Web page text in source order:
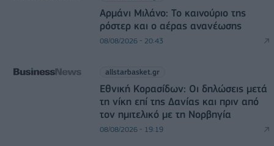
Αρμάνι Μιλάνο: Το καινούριο της
ρόστερ και ο αέρας ανανέωσης
08/08/2026 - 20:43
allstarbasket.gr
Εθνική Κορασίδων: Οι δηλώσεις μετά
τη νίκη επί της Δανίας και πριν από
τον ημιτελικό με τη Νορβηγία
08/08/2026 - 19:19